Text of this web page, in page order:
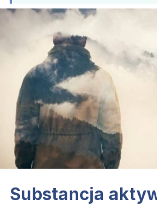
Substancja